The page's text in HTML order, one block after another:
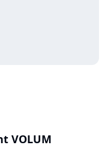
VOLUM